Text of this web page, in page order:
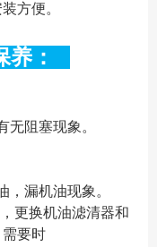
方便。
养：
无阻塞现象。
，漏机油现象。
更换机油滤清器和
要时